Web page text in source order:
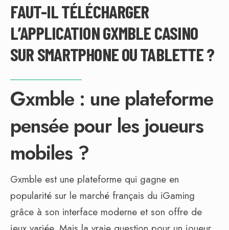
FAUT-IL TÉLÉCHARGER
L’APPLICATION GXMBLE CASINO
SUR SMARTPHONE OU TABLETTE ?
Gxmble : une plateforme
pensée pour les joueurs
mobiles ?
Gxmble est une plateforme qui gagne en
popularité sur le marché français du iGaming
grâce à son interface moderne et son offre de